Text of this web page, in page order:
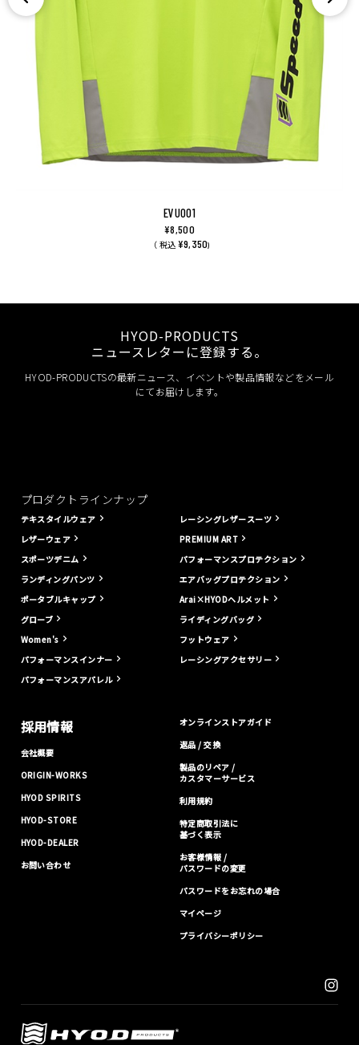
EVU001
¥8,500
（ 税込 ¥9,350)
HYOD-PRODUCTS
ニュースレターに登録する。
HYOD-PRODUCTSの最新ニュース、イベントや製品情報などをメール
にてお届けします。
プロダクトラインナップ
テキスタイルウェア
レザーウェア
スポーツデニム
ランディングパンツ
ポータブルキャップ
グローブ
Women's
パフォーマンスインナー
パフォーマンスアパレル
レーシングレザースーツ
PREMIUM ART
パフォーマンスプロテクション
エアバッグプロテクション
Arai×HYODヘルメット
ライディングバッグ
フットウェア
レーシングアクセサリー
採用情報
会社概要
ORIGIN-WORKS
HYOD SPIRITS
HYOD-STORE
HYOD-DEALER
お問い合わせ
オンラインストアガイド
返品 / 交換
製品のリペア /
カスタマーサービス
利用規約
特定商取引法に
基づく表示
お客様情報 /
パスワードの変更
パスワードをお忘れの場合
マイページ
プライバシーポリシー